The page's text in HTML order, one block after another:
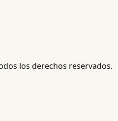
los derechos reservados.